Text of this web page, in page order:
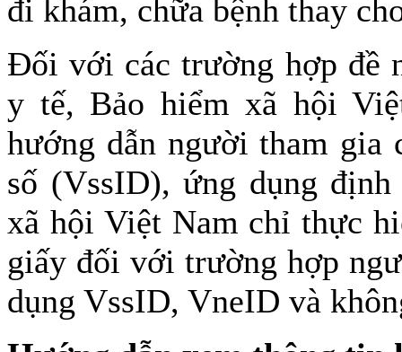
đi khám, chữa bệnh thay
Đối với các trường hợp đề
y tế, Bảo hiểm xã hội
hướng dẫn người tham gia
số (VssID), ứng dụng
xã hội Việt Nam chỉ thực
giấy đối với trường hợp
dụng VssID, VneID và